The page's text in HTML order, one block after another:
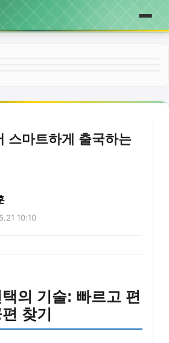
스마트하게 출국하는
10:10
의 기술: 빠르고 편
찾기